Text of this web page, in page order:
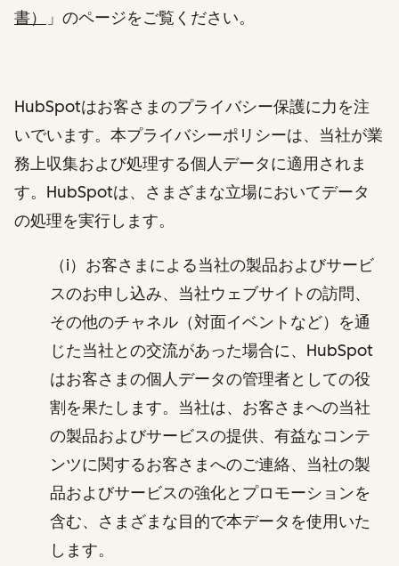
書）
」 のページをご覧ください。
HubSpotはお客さまのプライバシー保護に力を注
いでいます。本プライバシーポリシーは、当社が業
務上収集および処理する個人データに適用されま
す。HubSpotは、さまざまな立場においてデータ
の処理を実行します。
（i）お客さまによる当社の製品およびサービ
スのお申し込み、当社ウェブサイトの訪問、
その他のチャネル（対面イベントなど）を通
じた当社との交流があった場合に、HubSpot
はお客さまの個人データの管理者としての役
割を果たします。当社は、お客さまへの当社
の製品およびサービスの提供、有益なコンテ
ンツに関するお客さまへのご連絡、当社の製
品およびサービスの強化とプロモーションを
含む、さまざまな目的で本データを使用いた
します。